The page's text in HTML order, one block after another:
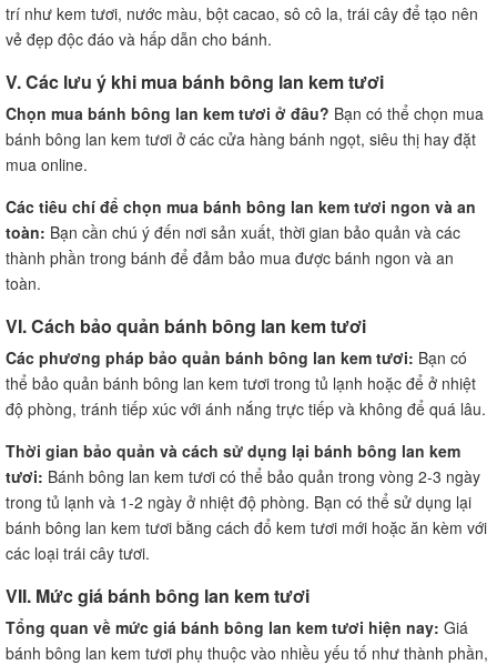
trí như kem tươi, nước màu, bột cacao, sô cô la, trái cây để tạo nên
vẻ đẹp độc đáo và hấp dẫn cho bánh.
V. Các lưu ý khi mua bánh bông lan kem tươi
Chọn mua bánh bông lan kem tươi ở đâu? Bạn có thể chọn mua
bánh bông lan kem tươi ở các cửa hàng bánh ngọt, siêu thị hay đặt
mua online.
Các tiêu chí để chọn mua bánh bông lan kem tươi ngon và an
toàn: Bạn cần chú ý đến nơi sản xuất, thời gian bảo quản và các
thành phần trong bánh để đảm bảo mua được bánh ngon và an
toàn.
VI. Cách bảo quản bánh bông lan kem tươi
Các phương pháp bảo quản bánh bông lan kem tươi: Bạn có
thể bảo quản bánh bông lan kem tươi trong tủ lạnh hoặc để ở nhiệt
độ phòng, tránh tiếp xúc với ánh nắng trực tiếp và không để quá lâu.
Thời gian bảo quản và cách sử dụng lại bánh bông lan kem
tươi: Bánh bông lan kem tươi có thể bảo quản trong vòng 2-3 ngày
trong tủ lạnh và 1-2 ngày ở nhiệt độ phòng. Bạn có thể sử dụng lại
bánh bông lan kem tươi bằng cách đổ kem tươi mới hoặc ăn kèm với
các loại trái cây tươi.
VII. Mức giá bánh bông lan kem tươi
Tổng quan về mức giá bánh bông lan kem tươi hiện nay: Giá
bánh bông lan kem tươi phụ thuộc vào nhiều yếu tố như thành phần,